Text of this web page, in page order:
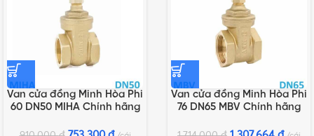
Van cửa đồng Minh Hòa Phi
60 DN50 MIHA Chính hãng
Van cửa đồng Minh Hòa Phi
76 DN65 MBV Chính hãng